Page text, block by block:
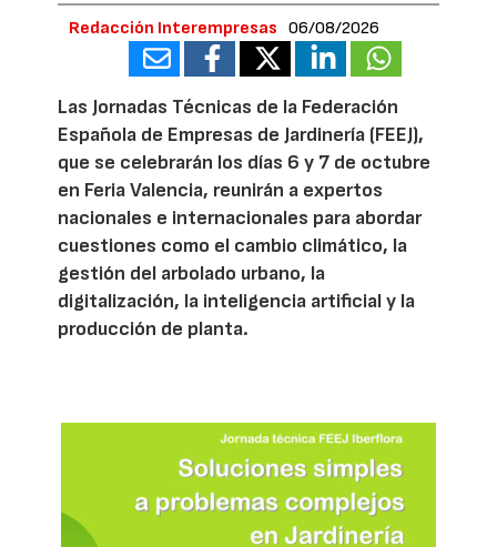
Redacción Interempresas 06/08/2026
Las Jornadas Técnicas de la Federación
Española de Empresas de Jardinería (FEEJ),
que se celebrarán los días 6 y 7 de octubre
en Feria Valencia, reunirán a expertos
nacionales e internacionales para abordar
cuestiones como el cambio climático, la
gestión del arbolado urbano, la
digitalización, la inteligencia artificial y la
producción de planta.